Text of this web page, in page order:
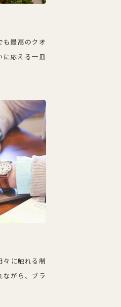
も最高のクオ
に応える一皿
々に触れる制
ながら、ブラ